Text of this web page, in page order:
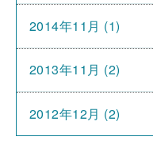
2014年11月 (1)
2013年11月 (2)
2012年12月 (2)